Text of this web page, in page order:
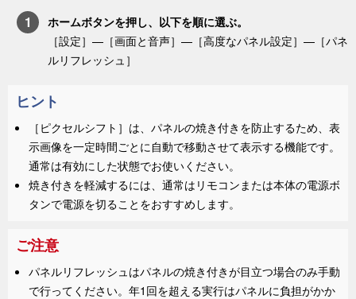
ホームボタンを押し、以下を順に選ぶ。
［設定］— ［画面と音声］ —［高度なパネル設定］—［パネ
ルリフレッシュ ］
ヒント
［ ピクセルシフト ］は、パネルの焼き付きを防止するため、表
示画像を一定時間ごとに自動で移動させて表示する機能です。
通常は有効にした状態でお使いください。
焼き付きを軽減するには、通常はリモコンまたは本体の電源ボ
タンで電源を切ることをおすすめします。
ご注意
パネルリフレッシュはパネルの焼き付きが目立つ場合のみ手動
で行ってください。年1回を超える実行はパネルに負担がかか